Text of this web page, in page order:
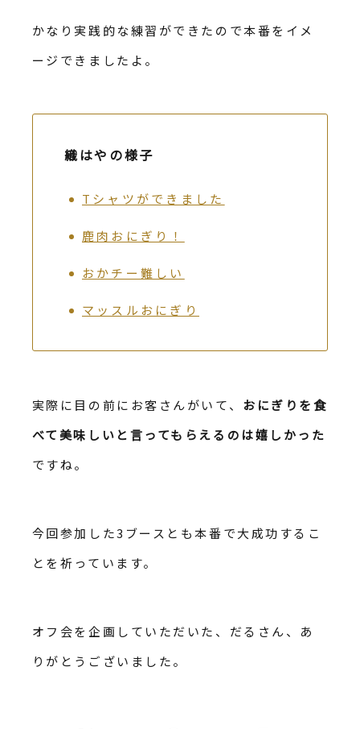
かなり実践的な練習ができたので本番をイメ
ージできましたよ。
織はやの様子
Tシャツができました
鹿肉おにぎり！
おかチー難しい
マッスルおにぎり
実際に目の前にお客さんがいて、 おにぎりを食
べて美味しいと言ってもらえるのは嬉しかった
ですね。
今回参加した3ブースとも本番で大成功するこ
とを祈っています。
オフ会を企画していただいた、だるさん、あ
りがとうございました。